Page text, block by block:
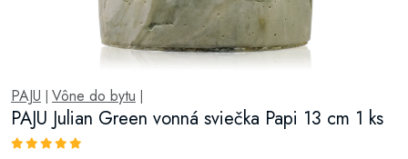
PAJU Vône do bytu
PAJU Julian Green vonná sviečka Papi 13 cm 1 ks